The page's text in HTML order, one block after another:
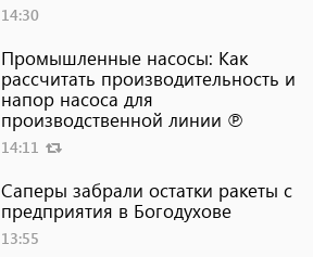
14:30
Промышленные насосы: Как
рассчитать производительность и
напор насоса для
производственной линии ℗
14:11
Саперы забрали остатки ракеты с
предприятия в Богодухове
13:55